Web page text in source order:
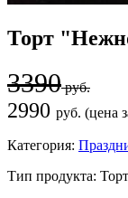
Торт
3390руб.
2990 руб. (цена
Категория:
Тип продукта: